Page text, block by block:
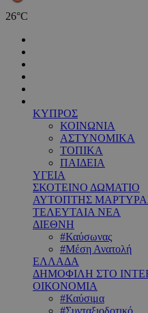
26°C
ΚΥΠΡΟΣ
ΚΟΙΝΩΝΙΑ
ΑΣΤΥΝΟΜΙΚΑ
ΤΟΠΙΚΑ
ΠΑΙΔΕΙΑ
ΥΓΕΙΑ
ΣΚΟΤΕΙΝΟ ΔΩΜΑΤΙΟ
ΑΥΤΟΠΤΗΣ
ΤΕΛΕΥΤΑΙΑ ΝΕΑ
ΔΙΕΘΝΗ
#Καύσωνας
#Μέση Ανατολή
ΕΛΛΑΔΑ
ΔΗΜΟΦΙΛΗ ΣΤΟ
ΟΙΚΟΝΟΜΙΑ
#Καύσιμα